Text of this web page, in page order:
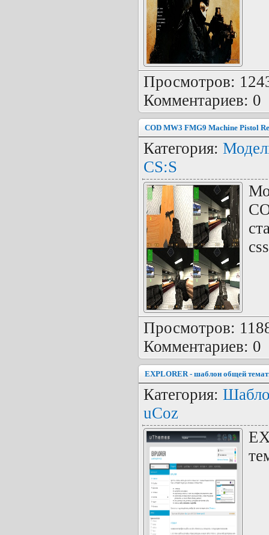
Просмотров:
Комментариев: 0
COD MW3 FMG9 Machine Pistol
Категория:
CS:S
Просмотров:
Комментариев: 0
EXPLORER - шаблон общей
Категория:
uCoz